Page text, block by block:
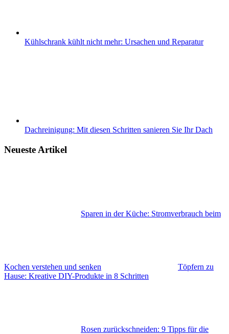
Kühlschrank kühlt nicht mehr: Ursachen und Reparatur
Dachreinigung: Mit diesen Schritten sanieren Sie Ihr Dach
Neueste Artikel
Sparen in der Küche: Stromverbrauch beim
Kochen verstehen und senken
Töpfern zu
Hause: Kreative DIY-Produkte in 8 Schritten
Rosen zurückschneiden: 9 Tipps für die